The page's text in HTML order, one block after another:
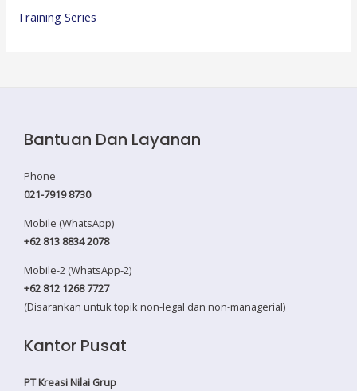
Training Series
Bantuan Dan Layanan
Phone
021-7919 8730
Mobile (WhatsApp)
+62 813 8834 2078
Mobile-2 (WhatsApp-2)
+62 812 1268 7727
(Disarankan untuk topik non-legal dan non-managerial)
Kantor Pusat
PT Kreasi Nilai Grup